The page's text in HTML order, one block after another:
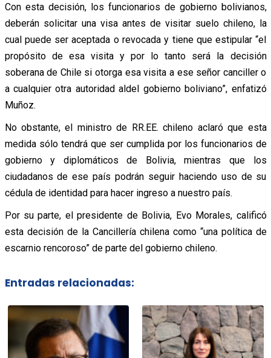
Con esta decisión, los funcionarios de gobierno bolivianos,
deberán solicitar una visa antes de visitar suelo chileno, la
cual puede ser aceptada o revocada y tiene que estipular “el
propósito de esa visita y por lo tanto será la decisión
soberana de Chile si otorga esa visita a ese señor canciller o
a cualquier otra autoridad aldel gobierno boliviano”, enfatizó
Muñoz.
No obstante, el ministro de RR.EE. chileno aclaró que esta
medida sólo tendrá que ser cumplida por los funcionarios de
gobierno y diplomáticos de Bolivia, mientras que los
ciudadanos de ese país podrán seguir haciendo uso de su
cédula de identidad para hacer ingreso a nuestro país.
Por su parte, el presidente de Bolivia, Evo Morales, calificó
esta decisión de la Cancillería chilena como “una política de
escarnio rencoroso” de parte del gobierno chileno.
Entradas relacionadas: